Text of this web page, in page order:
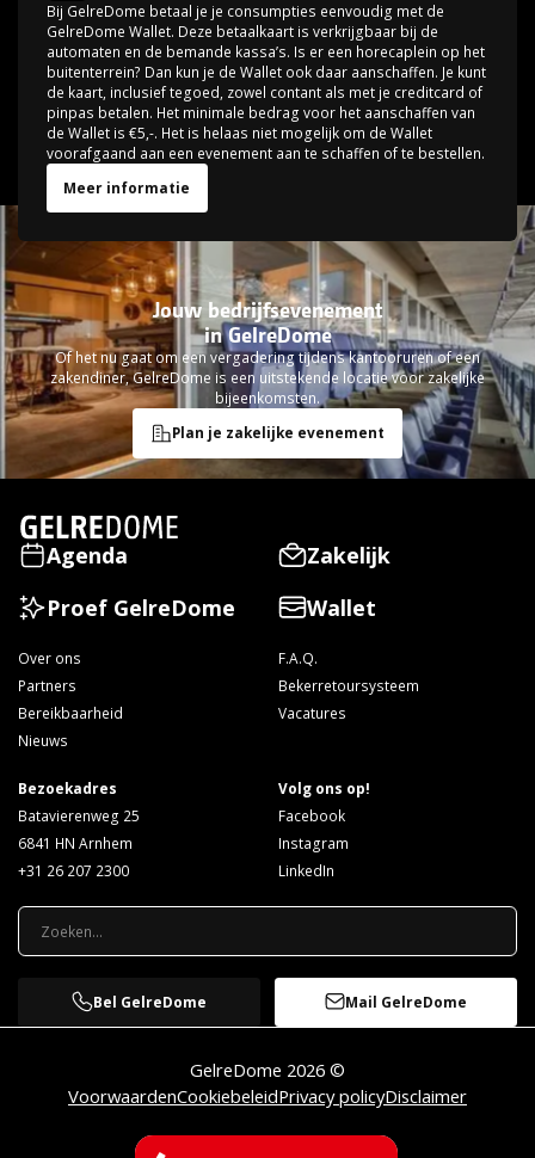
Bij GelreDome betaal je je consumpties eenvoudig met de
GelreDome Wallet. Deze betaalkaart is verkrijgbaar bij de
automaten en de bemande kassa’s. Is er een horecaplein op het
buitenterrein? Dan kun je de Wallet ook daar aanschaffen. Je kunt
de kaart, inclusief tegoed, zowel contant als met je creditcard of
pinpas betalen. Het minimale bedrag voor het aanschaffen van
de Wallet is €5,-. Het is helaas niet mogelijk om de Wallet
voorafgaand aan een evenement aan te schaffen of te bestellen.
Meer informatie
Jouw bedrijfsevenement
in GelreDome
Of het nu gaat om een vergadering tijdens kantooruren of een
zakendiner, GelreDome is een uitstekende locatie voor zakelijke
bijeenkomsten.
Plan je zakelijke evenement
Agenda
Zakelijk
Proef GelreDome
Wallet
Bel GelreDome Mail GelreDome
Over ons
Partners
Bereikbaarheid
Nieuws
F.A.Q.
Bekerretoursysteem
Vacatures
Bezoekadres
Batavierenweg 25
6841 HN Arnhem
+31 26 207 2300
Volg ons op!
Facebook
Instagram
LinkedIn
GelreDome 2026 ©
VoorwaardenCookiebeleidPrivacy policyDisclaimer